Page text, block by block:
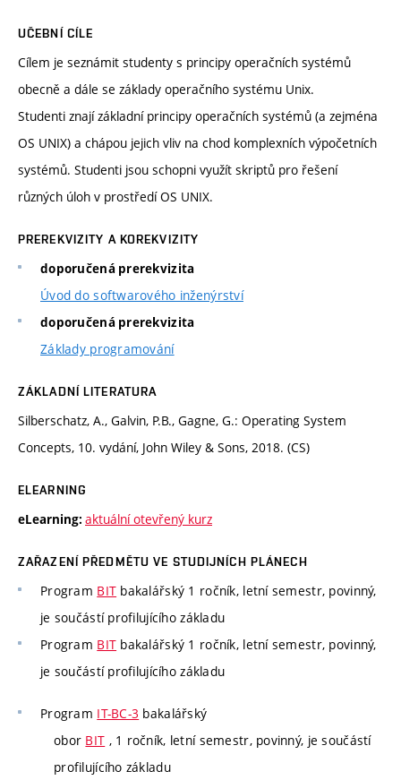
UČEBNÍ CÍLE
Cílem je seznámit studenty s principy operačních systémů
obecně a dále se základy operačního systému Unix.
Studenti znají základní principy operačních systémů (a zejména
OS UNIX) a chápou jejich vliv na chod komplexních výpočetních
systémů. Studenti jsou schopni využít skriptů pro řešení
různých úloh v prostředí OS UNIX.
PREREKVIZITY A KOREKVIZITY
doporučená prerekvizita
Úvod do softwarového inženýrství
doporučená prerekvizita
Základy programování
ZÁKLADNÍ LITERATURA
Silberschatz, A., Galvin, P.B., Gagne, G.: Operating System
Concepts, 10. vydání, John Wiley & Sons, 2018. (CS)
ELEARNING
eLearning: aktuální otevřený kurz
ZAŘAZENÍ PŘEDMĚTU VE STUDIJNÍCH PLÁNECH
Program BIT bakalářský 1 ročník, letní semestr, povinný,
je součástí profilujícího základu
Program BIT bakalářský 1 ročník, letní semestr, povinný,
je součástí profilujícího základu
Program IT-BC-3 bakalářský
obor BIT , 1 ročník, letní semestr, povinný, je součástí
profilujícího základu